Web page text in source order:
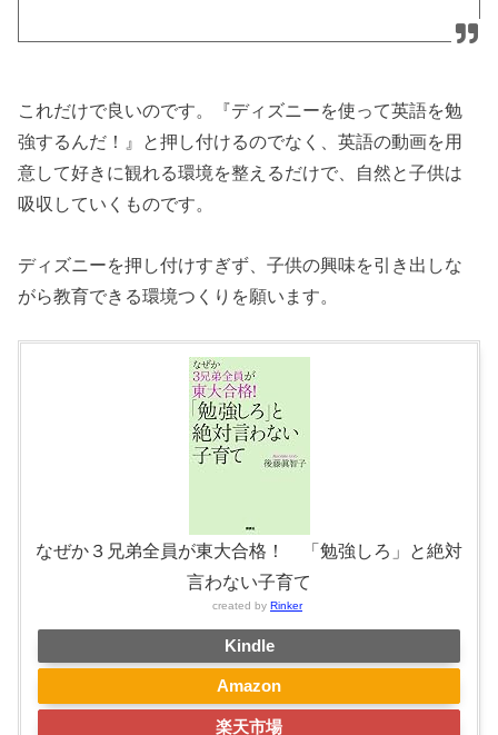
これだけで良いのです。『ディズニーを使って英語を勉
強するんだ！』と押し付けるのでなく、英語の動画を用
意して好きに観れる環境を整えるだけで、自然と子供は
吸収していくものです。
ディズニーを押し付けすぎず、子供の興味を引き出しな
がら教育できる環境つくりを願います。
なぜか３兄弟全員が東大合格！ 「勉強しろ」と絶対
言わない子育て
created by Rinker
Kindle
Amazon
楽天市場